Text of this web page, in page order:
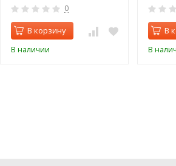
0
В корзину
В наличии
В
В